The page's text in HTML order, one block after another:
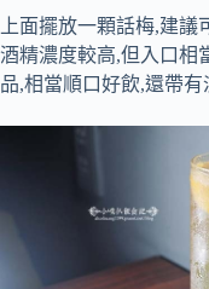
上面擺放一顆話梅,建
酒精濃度較高,但入口相
品,相當順口好飲,還帶